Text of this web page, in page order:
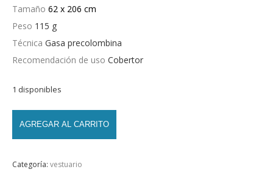
Tamaño 62 x 206 cm
Peso 115 g
Técnica Gasa precolombina
Recomendación de uso Cobertor
1 disponibles
AGREGAR AL CARRITO
Categoría: vestuario